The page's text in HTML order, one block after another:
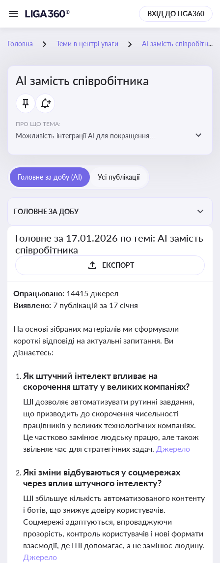
ВХІД ДО LIGA360
Головна Теми в центрі уваги АІ замість співробітника
АІ замість співробітника
ПРО ЩО ТЕМА:
Можливість інтеграції АІ для покращення
Головне за добу (AI) Усі публікації
ГОЛОВНЕ ЗА ДОБУ
Головне за 17.01.2026 по темі: АІ замість
співробітника
ЕКСПОРТ
Опрацьовано: 14415 джерел
Виявлено: 7 публікацій за 17 січня
На основі зібраних матеріалів ми сформували
короткі відповіді на актуальні запитання. Ви
дізнаєтесь:
Як штучний інтелект впливає на
скорочення штату у великих компаніях?
ШІ дозволяє автоматизувати рутинні завдання,
що призводить до скорочення чисельності
працівників у великих технологічних компаніях.
Це частково замінює людську працю, але також
звільняє час для стратегічних задач. Джерело
Які зміни відбуваються у соцмережах
через вплив штучного інтелекту?
ШІ збільшує кількість автоматизованого контенту
і ботів, що знижує довіру користувачів.
Соцмережі адаптуються, впроваджуючи
прозорість, контроль користувачів і нові формати
взаємодії, де ШІ допомагає, а не замінює людину.
Джерело